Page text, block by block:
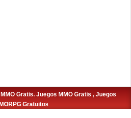
Gratis. Juegos MMO Gratis , Juegos
Gratuitos